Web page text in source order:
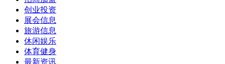
创业投资
展会信息
旅游信息
休闲娱乐
体育健身
最新资讯